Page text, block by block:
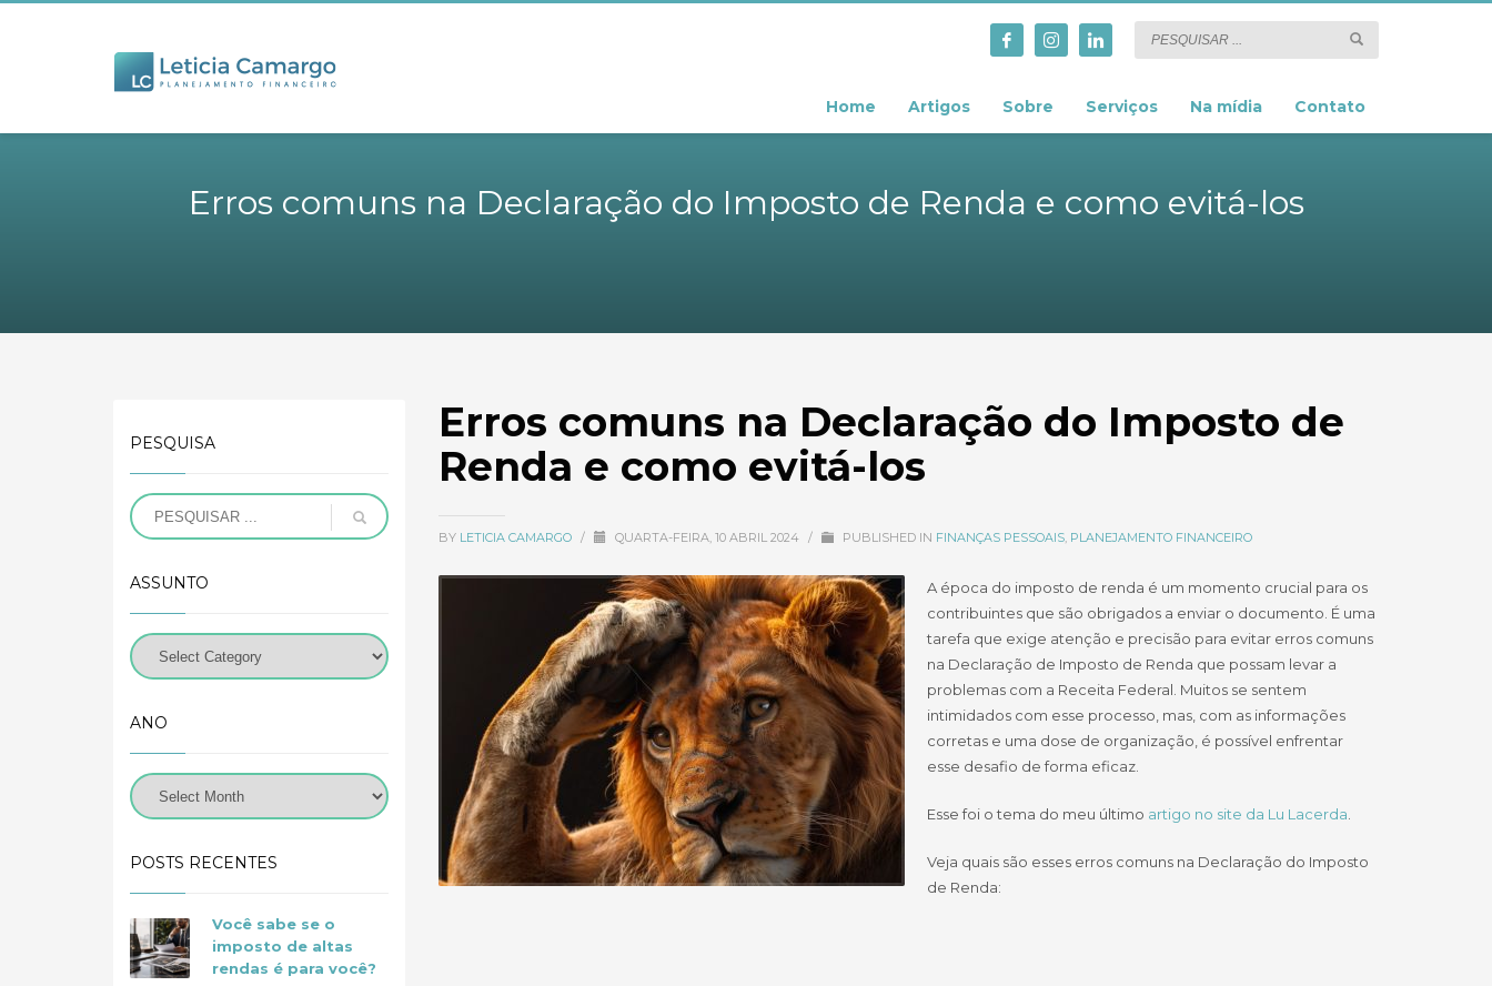
Home Artigos Sobre Serviços Na mídia Contato
Erros comuns na Declaração do Imposto de Renda e como evitá-los
Erros comuns na Declaração do Imposto de
Renda e como evitá-los
BY LETICIA CAMARGO / QUARTA-FEIRA, 10 ABRIL 2024 / PUBLISHED IN FINANÇAS PESSOAIS, PLANEJAMENTO FINANCEIRO
A época do imposto de renda é um momento crucial para os
contribuintes que são obrigados a enviar o documento. É uma
tarefa que exige atenção e precisão para evitar erros comuns
na Declaração de Imposto de Renda que possam levar a
problemas com a Receita Federal. Muitos se sentem
intimidados com esse processo, mas, com as informações
corretas e uma dose de organização, é possível enfrentar
esse desafio de forma eficaz.
Esse foi o tema do meu último artigo no site da Lu Lacerda
Veja quais são esses erros comuns na Declaração do Imposto
de Renda:
PESQUISA
ASSUNTO
ANO
POSTS RECENTES
Você sabe se o
imposto de altas
rendas é para você?